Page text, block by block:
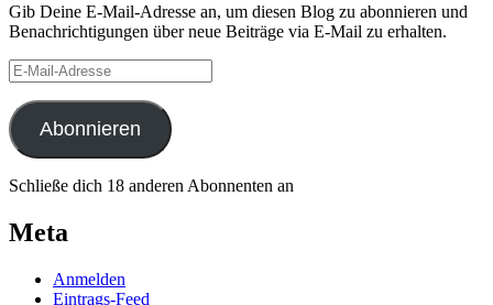
Gib Deine E-Mail-Adresse an, um diesen Blog zu abonnieren und
Benachrichtigungen über neue Beiträge via E-Mail zu erhalten.
E-
Mail-
Adresse
Abonnieren
Schließe dich 18 anderen Abonnenten an
Meta
Anmelden
Eintrags-Feed